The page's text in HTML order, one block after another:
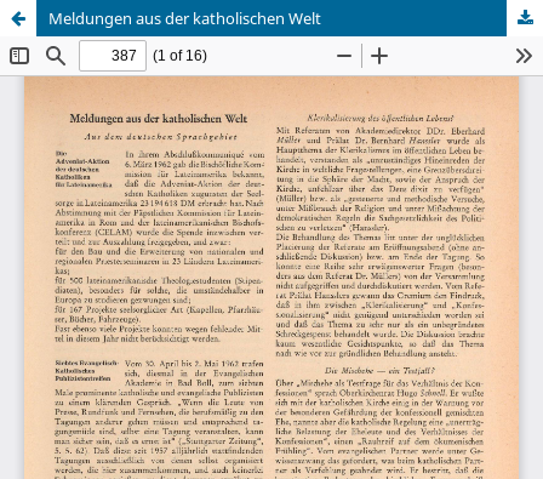
Meldungen aus der katholischen Welt